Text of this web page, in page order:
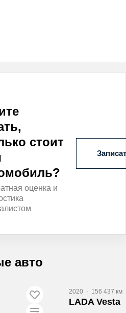
стоит
оценка и
авто
2020 · 156 437 км
LADA Vesta